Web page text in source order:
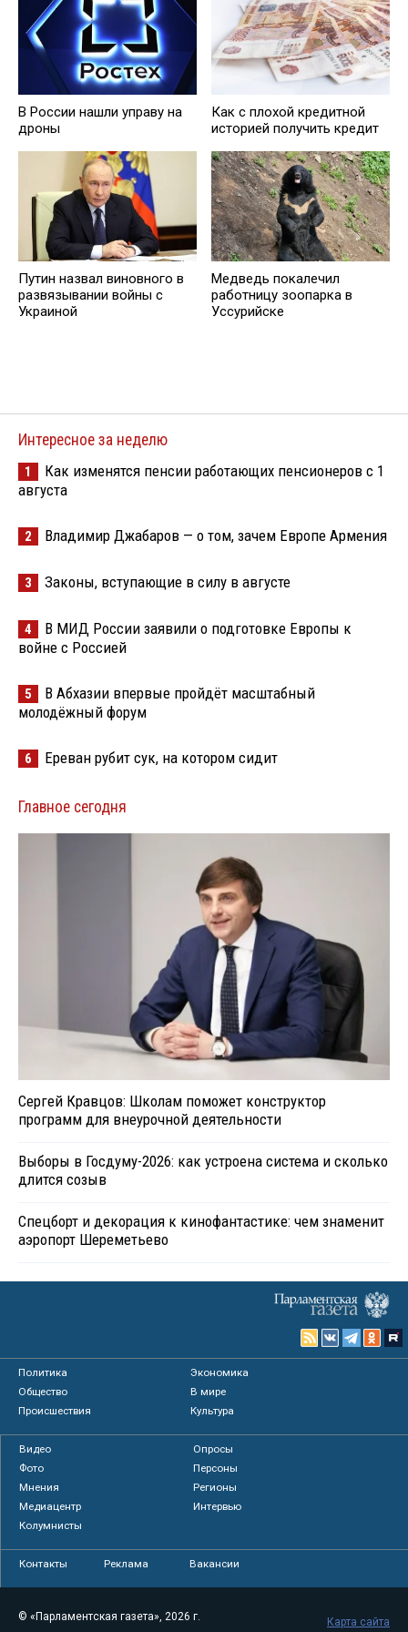
В России нашли управу на
дроны
Кaк с плохой кредитной
историей получить кредит
Путин назвал виновного в
развязывании войны с
Украиной
Медведь пoкалечил
работницу зоопарка в
Уссурийске
Интересное за неделю
1
Как изменятся пенсии работающих пенсионеров с 1
августа
2 Владимир Джабаров — о том, зачем Европе Армения
3 Законы, вступающие в силу в августе
4
В МИД России заявили о подготовке Европы к
войне с Россией
5
В Абхазии впервые пройдёт масштабный
молодёжный форум
6 Ереван рубит сук, на котором сидит
Главное сегодня
Сергей Кравцов: Школам поможет конструктор
программ для внеурочной деятельности
Выборы в Госдуму-2026: как устроена система и сколько
длится созыв
Спецборт и декорация к кинофантастике: чем знаменит
аэропорт Шереметьево
Политика
Экономика
Общество
В мире
Происшествия
Культура
Видео
Опросы
Фото
Персоны
Мнения
Регионы
Медиацентр
Интервью
Колумнисты
Контакты Реклама Вакансии
© «Парламентская газета», 2026 г.
Карта сайта